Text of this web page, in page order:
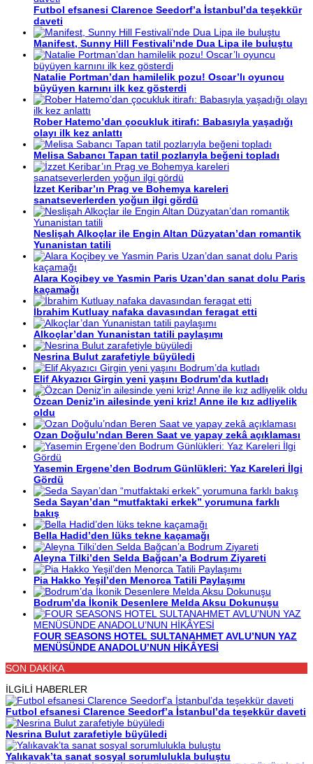
Futbol efsanesi Clarence Seedorf’a İstanbul’da teşekkür
daveti
Manifest, Sunny Hill Festivali’nde Dua Lipa ile buluştu
Natalie Portman’dan hamilelik pozu! Oscar’lı oyuncu
büyüyen karnını ilk kez gösterdi
Rober Hatemo’dan çocukluk itirafı: Babasıyla yaşadığı
olayı ilk kez anlattı
Melisa Sabancı Tapan tatil pozlarıyla beğeni topladı
İzzet Keribar’ın Prag ve Bohemya kareleri
sanatseverlerden yoğun ilgi gördü
Neslişah Alkoçlar ile Engin Altan Düzyatan’dan romantik
Yunanistan tatili
Alara Koçibey ve Yasmin Paris Uzan’dan sanat dolu Paris
kaçamağı
İbrahim Kutluay nafaka davasından feragat etti
Alkoçlar’dan Yunanistan tatili paylaşımı
Nesrina Bulut zarafetiyle büyüledi
Elif Akyazıcı Girgin yeni yaşını Bodrum’da kutladı
Özcan Deniz’in ailesinde yeni kriz! Anne ile kız adliyelik
oldu
Ozan Doğulu’ndan Beren Saat ve yapay zekâ açıklaması
Yasemin Ergene’den Bodrum Günlükleri: Yaz Kareleri İlgi
Gördü
Seda Sayan’dan “mutfaktaki erkek” yorumuna farklı
bakış
Bella Hadid’den lüks tekne kaçamağı
Aleyna Tilki’den Selda Bağcan’a Bodrum Ziyareti
Pia Hakko Yeşil’den Menorca Tatili Paylaşımı
Bodrum’da İkonik Desenlere Melda Aksu Dokunuşu
FOUR SEASONS HOTEL SULTANAHMET AVLU’NUN YAZ
MENÜSÜNDE ANADOLU’NUN HİKÂYESİ
SON DAKİKA
İLGİLİ HABERLER
Futbol efsanesi Clarence Seedorf’a İstanbul’da teşekkür daveti
Nesrina Bulut zarafetiyle büyüledi
Yalıkavak’ta sanat sosyal sorumlulukla buluştu